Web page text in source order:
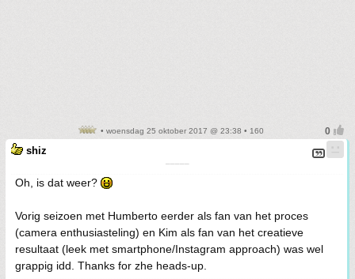
• woensdag 25 oktober 2017 @ 23:38 • 160
shiz
¯¯¯¯¯
Oh, is dat weer?
Vorig seizoen met Humberto eerder als fan van het proces
(camera enthusiasteling) en Kim als fan van het creatieve
resultaat (leek met smartphone/Instagram approach) was wel
grappig idd. Thanks for zhe heads-up.